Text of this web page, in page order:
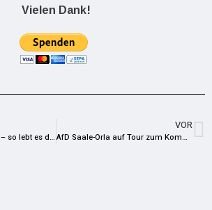
Vielen Dank!
Respekt und Toleranz – so lebt es die wgv Schleiz GmbH als Herausgeber der Bürgerzeit aktuell
VOR
AfD Saale-Orla auf Tour zum Kommunalwahlkampf